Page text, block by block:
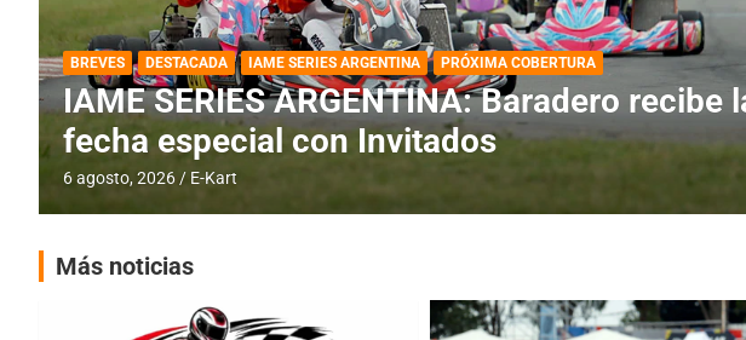
DESTACADA IAME SERIES ARGENTINA
IAME SERIES ARGENTINA: Horarios para la
fecha con Invitados
4 agosto, 2026 E-Kart
Más noticias